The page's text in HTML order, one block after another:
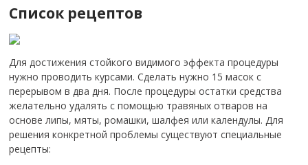
Список рецептов
Для достижения стойкого видимого эффекта процедуры
нужно проводить курсами. Сделать нужно 15 масок с
перерывом в два дня. После процедуры остатки средства
желательно удалять с помощью травяных отваров на
основе липы, мяты, ромашки, шалфея или календулы. Для
решения конкретной проблемы существуют специальные
рецепты: